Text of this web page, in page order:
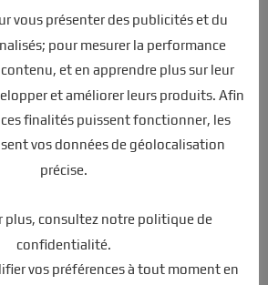
votre compte et d’ajouter des
et de commander en toute
ces cookies stockent des
le nombre de visiteurs sur le site
visiteurs uniques, les pages du site
de la visite, etc. Ces données nous
et à analyser les performances du
des publicités. Ces cookies sont
les publicités que nous vous
soient significatives pour vous. Ces
vous présenter des publicités et du
pour mesurer la performance
et en apprendre plus sur leur
et améliorer leurs produits. Afin
finalités puissent fonctionner, les
vos données de géolocalisation
précise.
plus, consultez notre politique de
confidentialité.
vos préférences à tout moment en